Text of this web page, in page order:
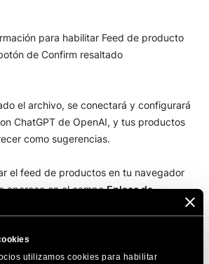
utilizamos cookies para habilitar
el archivo, se conectará y configurará
ChatGPT de OpenAI, y tus productos
como sugerencias.
el feed de productos en tu navegador
aparece en el campoEnlace de
la política de devoluciones en